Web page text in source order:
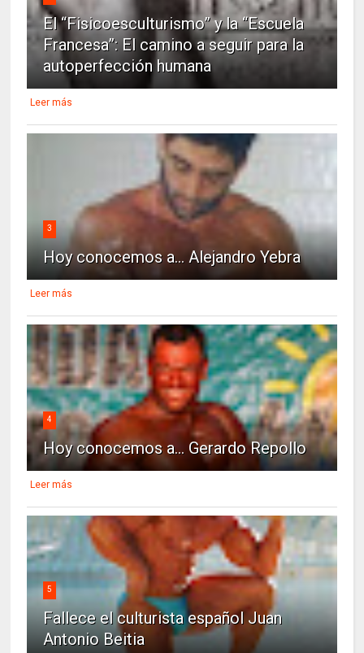
El “Fisicoesculturismo” y la “Escuela
Francesa”: El camino a seguir para la
autoperfección humana
Leer más
3
Hoy conocemos a... Alejandro Yebra
Leer más
4
Hoy conocemos a... Gerardo Repollo
Leer más
5
Fallece el culturista español Juan
Antonio Beitia